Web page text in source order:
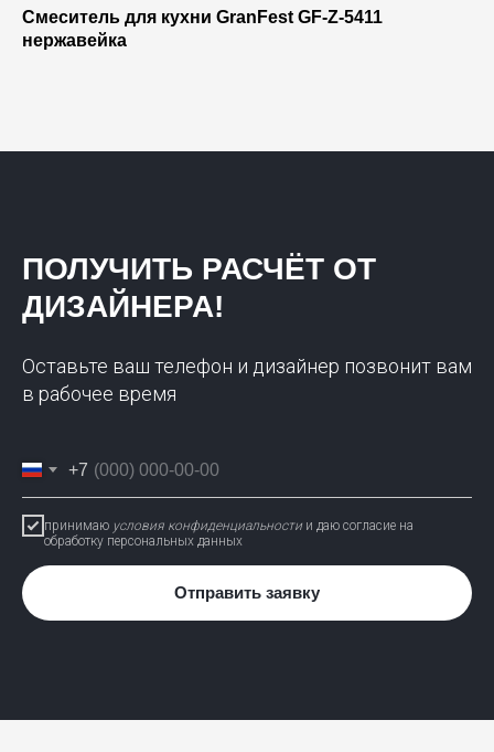
Смеситель для кухни GranFest GF-Z-5411
нержавейка
ПОЛУЧИТЬ РАСЧЁТ ОТ
ДИЗАЙНЕРА!
Оставьте ваш телефон и дизайнер позвонит вам
в рабочее время
+7
принимаю условия конфиденциальностии даю согласие на
обработку персональных данных
Отправить заявку